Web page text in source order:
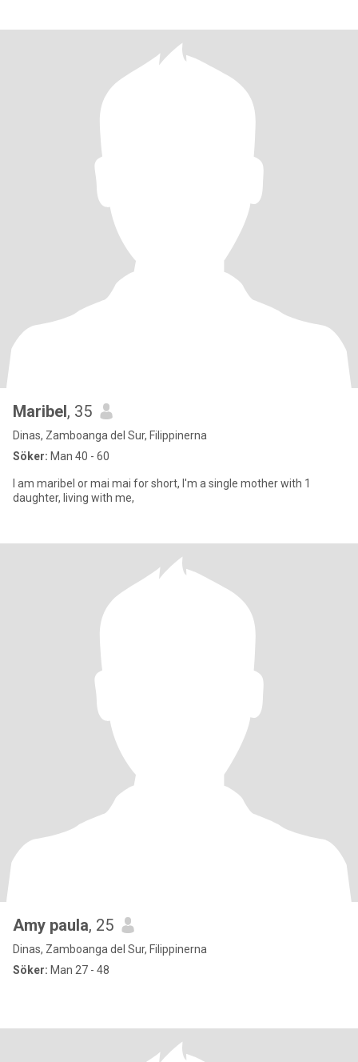
Maribel, 35
Dinas, Zamboanga del Sur, Filippinerna
Söker: Man 40 - 60
I am maribel or mai mai for short, I'm a single mother with 1
daughter, living with me,
Amy paula, 25
Dinas, Zamboanga del Sur, Filippinerna
Söker: Man 27 - 48